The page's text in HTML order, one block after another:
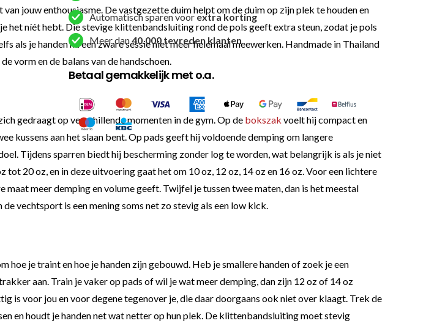
Automatisch sparen voorextra korting
Meer dan40.000 tevreden klanten
Betaal gemakkelijk met o.a.
jouw enthousiasme. De vastgezette duim helpt om de duim op zijn plek te houden en
het níét hebt. Die stevige klittenbandsluiting rond de pols geeft extra steun, zodat je pols
je handen na een zware sessie niet meer helemaal meewerken. Handmade in Thailand
vorm en de balans van de handschoen.
gedraagt op verschillende momenten in de gym. Op de bokszak voelt hij compact en
kussens aan het slaan bent. Op pads geeft hij voldoende demping om langere
Tijdens sparren biedt hij bescherming zonder log te worden, wat belangrijk is als je niet
20 oz, en in deze uitvoering gaat het om 10 oz, 12 oz, 14 oz en 16 oz. Voor een lichtere
meer demping en volume geeft. Twijfel je tussen twee maten, dan is het meestal
vechtsport is een mening soms net zo stevig als een low kick.
je traint en hoe je handen zijn gebouwd. Heb je smallere handen of zoek je een
aan. Train je vaker op pads of wil je wat meer demping, dan zijn 12 oz of 14 oz
voor jou en voor degene tegenover je, die daar doorgaans ook niet over klaagt. Trek de
en houdt je handen net wat netter op hun plek. De klittenbandsluiting moet stevig